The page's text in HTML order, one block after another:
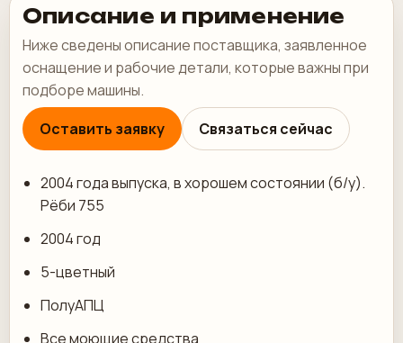
Описание и применение
Ниже сведены описание поставщика, заявленное
оснащение и рабочие детали, которые важны при
подборе машины.
Оставить заявку
Связаться сейчас
2004 года выпуска, в хорошем состоянии (б/у).
Рёби 755
2004 год
5-цветный
ПолуАПЦ
Все моющие средства